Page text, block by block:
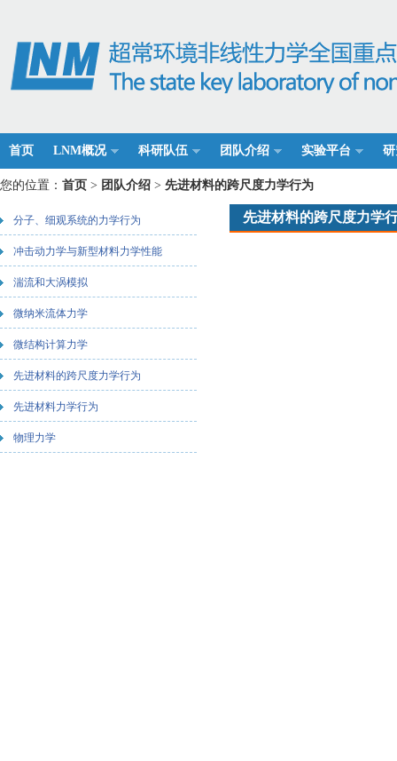
首页 LNM概况 科研队伍 团队介绍 实验平台
您的位置： 首页 > 团队介绍 > 先进材料的跨尺度力学行为
分子、细观系统的力学行为
冲击动力学与新型材料力学性能
湍流和大涡模拟
微纳米流体力学
微结构计算力学
先进材料的跨尺度力学行为
先进材料力学行为
物理力学
先进材料的跨尺度力学